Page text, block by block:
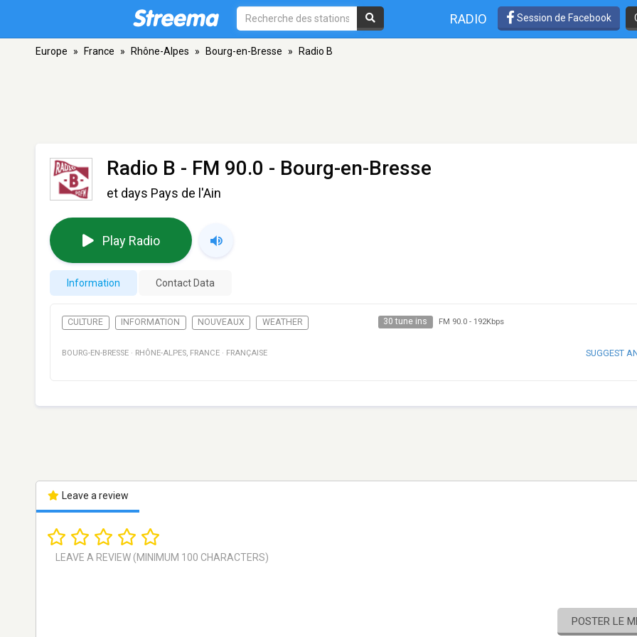
RADIO Session de Facebook
Europe » France » Rhône-Alpes » Bourg-en-Bresse » Radio B
Radio B - FM 90.0 - Bourg-en-Bresse
et days Pays de l'Ain
Play Radio
Information Contact Data
CULTURE INFORMATION NOUVEAUX WEATHER 30 tune ins FM 90.0- 192Kbps
BOURG-EN-BRESSE · RHÔNE-ALPES, FRANCE · FRANÇAISE SUGGEST
Leave a review
POSTER LE